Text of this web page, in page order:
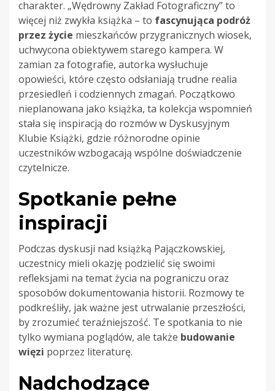
charakter. „Wędrowny Zakład Fotograficzny” to
więcej niż zwykła książka – to fascynująca podróż
przez życie mieszkańców przygranicznych wiosek,
uchwycona obiektywem starego kampera. W
zamian za fotografie, autorka wysłuchuje
opowieści, które często odsłaniają trudne realia
przesiedleń i codziennych zmagań. Początkowo
nieplanowana jako książka, ta kolekcja wspomnień
stała się inspiracją do rozmów w Dyskusyjnym
Klubie Książki, gdzie różnorodne opinie
uczestników wzbogacają wspólne doświadczenie
czytelnicze.
Spotkanie pełne
inspiracji
Podczas dyskusji nad książką Pajączkowskiej,
uczestnicy mieli okazję podzielić się swoimi
refleksjami na temat życia na pograniczu oraz
sposobów dokumentowania historii. Rozmowy te
podkreśliły, jak ważne jest utrwalanie przeszłości,
by zrozumieć teraźniejszość. Te spotkania to nie
tylko wymiana poglądów, ale także budowanie
więzi poprzez literaturę.
Nadchodzące